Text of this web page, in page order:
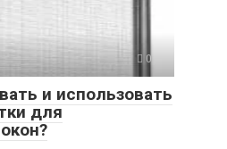
0
и использовать
для